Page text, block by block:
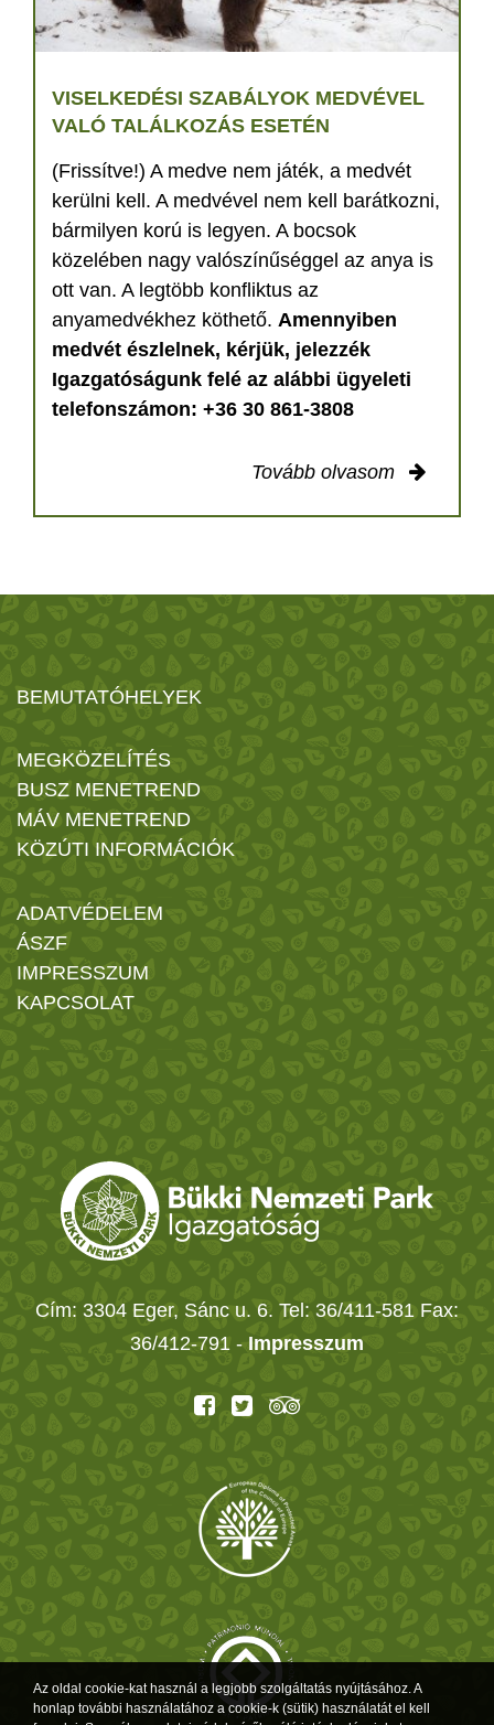
VISELKEDÉSI SZABÁLYOK MEDVÉVEL
VALÓ TALÁLKOZÁS ESETÉN
(Frissítve!) A medve nem játék, a medvét
kerülni kell. A medvével nem kell barátkozni,
bármilyen korú is legyen. A bocsok
közelében nagy valószínűséggel az anya is
ott van. A legtöbb konfliktus az
anyamedvékhez köthető. Amennyiben
medvét észlelnek, kérjük, jelezzék
Igazgatóságunk felé az alábbi ügyeleti
telefonszámon: +36 30 861-3808
Tovább olvasom
BEMUTATÓHELYEK
MEGKÖZELÍTÉS
BUSZ MENETREND
MÁV MENETREND
KÖZÚTI INFORMÁCIÓK
ADATVÉDELEM
ÁSZF
IMPRESSZUM
KAPCSOLAT
Cím: 3304 Eger, Sánc u. 6. Tel: 36/411-581 Fax:
36/412-791 - Impresszum
Az oldal cookie-kat használ a legjobb szolgáltatás nyújtásához. A
honlap további használatához a cookie-k (sütik) használatát el kell